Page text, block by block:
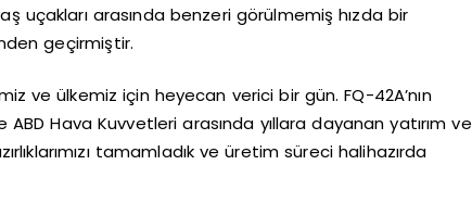
uçakları arasında benzeri görülmemiş hızda bir
geçirmiştir.
ve ülkemiz için heyecan verici bir gün. FQ-42A’nın
Hava Kuvvetleri arasında yıllara dayanan yatırım ve
tamamladık ve üretim süreci halihazırda